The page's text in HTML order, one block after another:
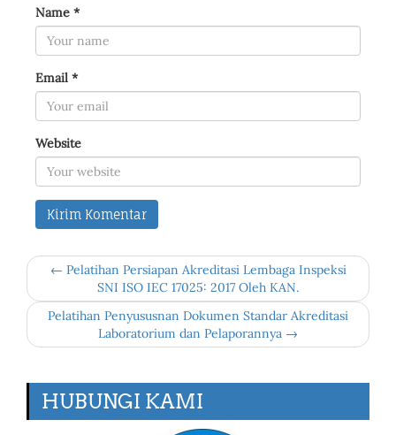
Name *
Email *
Website
← Pelatihan Persiapan Akreditasi Lembaga Inspeksi
SNI ISO IEC 17025: 2017 Oleh KAN.
Pelatihan Penyususnan Dokumen Standar Akreditasi
Laboratorium dan Pelaporannya →
HUBUNGI KAMI